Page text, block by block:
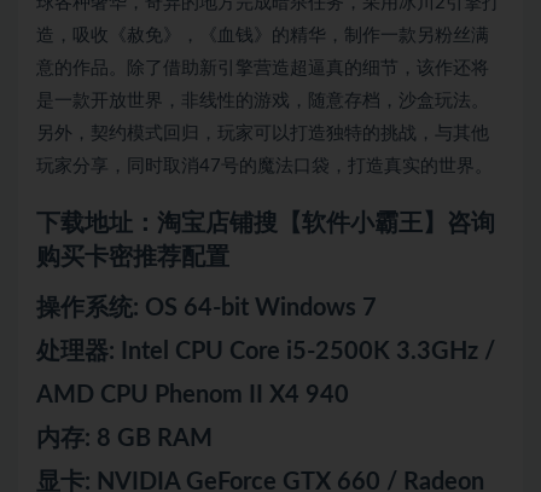
造，吸收《赦免》，《血钱》的精华，制作一款另粉丝满
意的作品。除了借助新引擎营造超逼真的细节，该作还将
是一款开放世界，非线性的游戏，随意存档，沙盒玩法。
另外，契约模式回归，玩家可以打造独特的挑战，与其他
玩家分享，同时取消47号的魔法口袋，打造真实的世界。
下载地址：淘宝店铺搜【软件小霸王】咨询
购买卡密推荐配置
操作系统: OS 64-bit Windows 7
处理器: Intel CPU Core i5-2500K 3.3GHz /
AMD CPU Phenom II X4 940
内存: 8 GB RAM
显卡: NVIDIA GeForce GTX 660 / Radeon